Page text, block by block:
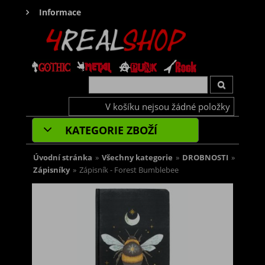
Informace
V košíku nejsou žádné položky
KATEGORIE ZBOŽÍ
Úvodní stránka » Všechny kategorie » DROBNOSTI »
Zápisníky » Zápisník - Forest Bumblebee